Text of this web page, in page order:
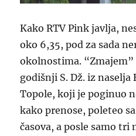
Kako RTV Pink javlja,
oko 6,35, pod za sada
okolnostima.
godišnji S. Dž. iz naselja
Topole, koji je poginuo
kako prenose, poleteo
časova, a posle samo tri